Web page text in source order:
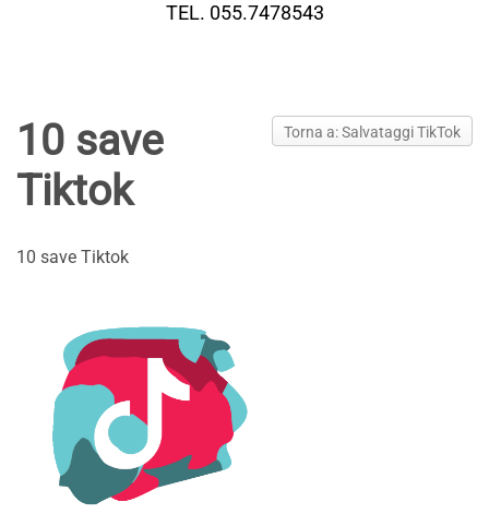
TEL. 055.7478543
Torna a: Salvataggi TikTok
10 save
Tiktok
10 save Tiktok